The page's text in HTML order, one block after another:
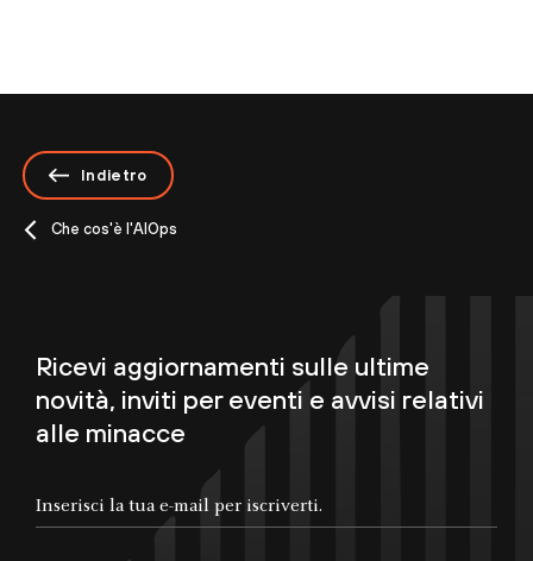
Indietro
Che cos'è l'AIOps
Ricevi aggiornamenti sulle ultime
novità, inviti per eventi e avvisi relativi
alle minacce